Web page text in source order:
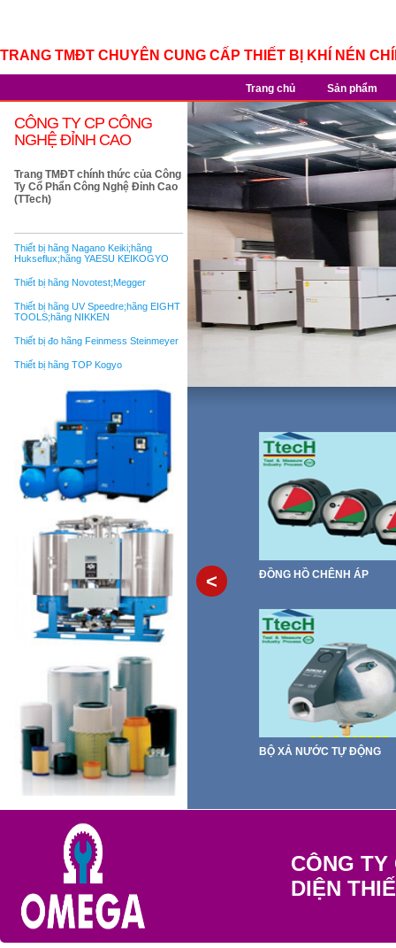
TRANG TMĐT CHUYÊN CUNG CẤP THIẾT BỊ KHÍ NÉN
Trang chủ Sản phẩm
CÔNG TY CP CÔNG
NGHỆ ĐỈNH CAO
Trang TMĐT chính thức của Công
Ty Cổ Phẩn Công Nghệ Đỉnh Cao
(TTech)
Thiết bị hãng Nagano Keiki;hãng
Hukseflux;hãng YAESU KEIKOGYO
Thiết bị hãng Novotest;Megger
Thiết bị hãng UV Speedre;hãng EIGHT
TOOLS;hãng NIKKEN
Thiết bị đo hãng Feinmess Steinmeyer
Thiết bị hãng TOP Kogyo
< ĐỒNG HỒ CHÊNH ÁP
BỘ XẢ NƯỚC TỰ ĐỘNG
CÔNG
DIỆN